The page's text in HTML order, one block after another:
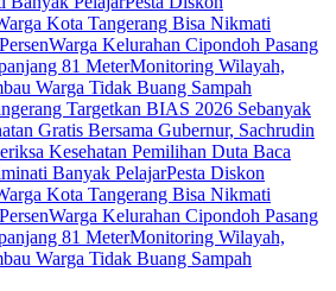
Kota Tangerang Bisa Nikmati
Warga Kelurahan Cipondoh Pasang
81 MeterMonitoring Wilayah,
Warga Tidak Buang Sampah
Targetkan BIAS 2026 Sebanyak
Gratis Bersama Gubernur, Sachrudin
Kesehatan Pemilihan Duta Baca
Banyak PelajarPesta Diskon
Kota Tangerang Bisa Nikmati
Warga Kelurahan Cipondoh Pasang
81 MeterMonitoring Wilayah,
Warga Tidak Buang Sampah